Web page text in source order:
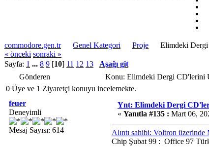
commodore.gen.tr Genel Kategori Proje
Elimdeki
« önceki sonraki »
Sayfa: 1 ... 8 9 [10] 11 12 13
Aşağı git
Gönderen
Konu: Elimdeki Dergi CD'lerini
0 Üye ve 1 Ziyaretçi konuyu incelemekte.
feuer
Deneyimli
Mesaj Sayısı: 614
Ynt: Elimdeki Dergi
« Yanıtla #135 : Mart 06,
Alıntı sahibi: Voltron
Chip Şubat 99 : Office 97